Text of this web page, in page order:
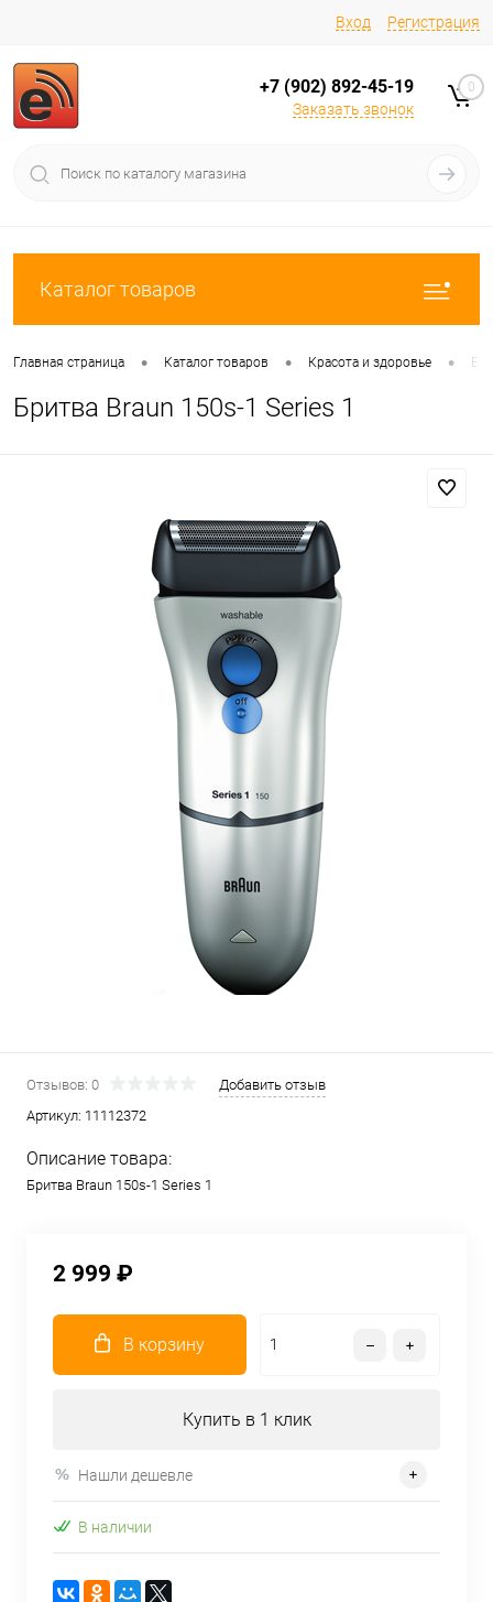
Вход Регистрация
+7 (902) 892-45-19
Заказать звонок
0
Каталог товаров
Главная страница • Каталог товаров • Красота и здоровье •
Бритва Braun 150s-1 Series 1
Отзывов: 0
Добавить отзыв
Артикул: 11112372
Описание товара:
Бритва Braun 150s-1 Series 1
2 999 ₽
В корзину
Купить в 1 клик
Нашли дешевле
В наличии